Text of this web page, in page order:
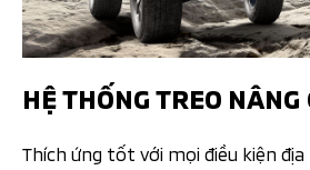
HỆ THỐNG TREO
Thích ứng tốt với mọi điều kiện